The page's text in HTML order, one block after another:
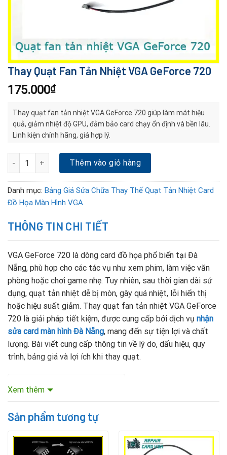
Thay Quạt Fan Tản Nhiệt VGA GeForce 720
175.000₫
Thay quạt fan tản nhiệt VGA GeForce 720 giúp làm mát hiệu
quả, giảm nhiệt độ GPU, đảm bảo card chạy ổn định và bền lâu.
Linh kiện chính hãng, giá hợp lý.
Thay Quạt Fan Tản Nhiệt VGA GeForce 720 số lượng
Thêm vào giỏ hàng
Danh mục: Bảng Giá Sửa Chữa Thay Thế Quạt Tản Nhiệt Card
Đồ Họa Màn Hình VGA
THÔNG TIN CHI TIẾT
VGA GeForce 720 là dòng card đồ họa phổ biến tại Đà
Nẵng, phù hợp cho các tác vụ như xem phim, làm việc văn
phòng hoặc chơi game nhẹ. Tuy nhiên, sau thời gian dài sử
dụng, quạt tản nhiệt dễ bị mòn, gây quá nhiệt, lỗi hiển thị
hoặc hiệu suất giảm. Thay quạt fan tản nhiệt VGA GeForce
720 là giải pháp tiết kiệm, được cung cấp bởi dịch vụ nhận
sửa card màn hình Đà Nẵng, mang đến sự tiện lợi và chất
lượng. Bài viết cung cấp thông tin về lý do, dấu hiệu, quy
trình, bảng giá và lợi ích khi thay quạt.
Mục lục nội dung
Vì Sao Cần Thay Quạt Fan Tản Nhiệt VGA GeForce
Quạt tản nhiệt giữ GPU ở nhiệt độ ổn định. Khi quạt hỏng,
Xem thêm
Sản phẩm tương tự